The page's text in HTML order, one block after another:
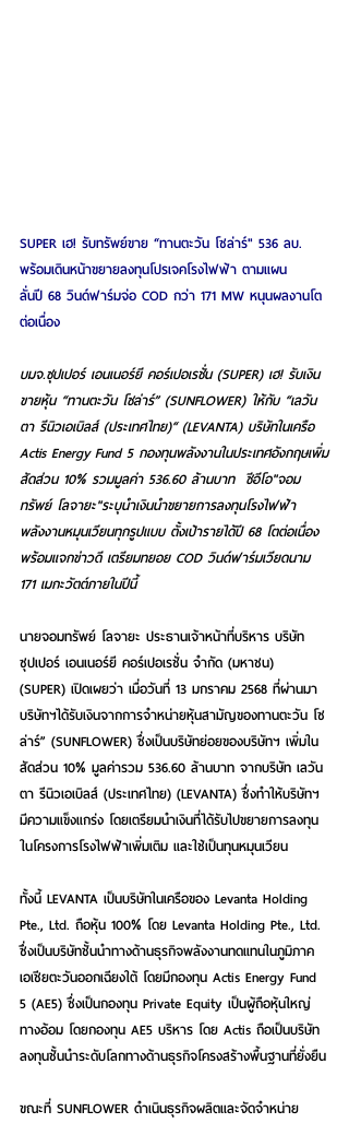
SUPER เฮ! รับทรัพย์ขาย “ทานตะวัน โซล่าร์" 536 ลบ.
พร้อมเดินหน้าขยายลงทุนโปรเจคโรงไฟฟ้า ตามแผน
ลั่นปี 68 วินด์ฟาร์มจ่อ COD กว่า 171 MW หนุนผลงานโต
ต่อเนื่อง
บมจ.ซุปเปอร์ เอนเนอร์ยี คอร์เปอเรชั่น (SUPER) เฮ! รับเงิน
ขายหุ้น “ทานตะวัน โซล่าร์” (SUNFLOWER) ให้กับ “เลวัน
ตา รีนิวเอเบิลส์ (ประเทศไทย)“ (LEVANTA) บริษัทในเครือ
Actis Energy Fund 5 กองทุนพลังงานในประเทศอังกฤษเพิ่ม
สัดส่วน 10% รวมมูลค่า 536.60 ล้านบาท  ซีอีโอ"จอม
ทรัพย์ โลจายะ"ระบุนำเงินนำขยายการลงทุนโรงไฟฟ้า
พลังงานหมุนเวียนทุกรูปแบบ ตั้งเป้ารายได้ปี 68 โตต่อเนื่อง
พร้อมแจกข่าวดี เตรียมทยอย COD วินด์ฟาร์มเวียดนาม
171 เมกะวัตต์ภายในปีนี้
นายจอมทรัพย์ โลจายะ ประธานเจ้าหน้าที่บริหาร บริษัท
ซุปเปอร์ เอนเนอร์ยี คอร์เปอเรชั่น จำกัด (มหาชน)
(SUPER) เปิดเผยว่า เมื่อวันที่ 13 มกราคม 2568 ที่ผ่านมา
บริษัทฯได้รับเงินจากการจำหน่ายหุ้นสามัญของทานตะวัน โซ
ล่าร์” (SUNFLOWER) ซึ่งเป็นบริษัทย่อยของบริษัทฯ เพิ่มใน
สัดส่วน 10% มูลค่ารวม 536.60 ล้านบาท จากบริษัท เลวัน
ตา รีนิวเอเบิลส์ (ประเทศไทย) (LEVANTA) ซึ่งทำให้บริษัทฯ
มีความแข็งแกร่ง โดยเตรียมนำเงินที่ได้รับไปขยายการลงทุน
ในโครงการโรงไฟฟ้าเพิ่มเติม และใช้เป็นทุนหมุนเวียน
ทั้งนี้ LEVANTA เป็นบริษัทในเครือของ Levanta Holding
Pte., Ltd. ถือหุ้น 100% โดย Levanta Holding Pte., Ltd.
ซึ่งเป็นบริษัทชั้นนำทางด้านธุรกิจพลังงานทดแทนในภูมิภาค
เอเชียตะวันออกเฉียงใต้ โดยมีกองทุน Actis Energy Fund
5 (AE5) ซึ่งเป็นกองทุน Private Equity เป็นผู้ถือหุ้นใหญ่
ทางอ้อม โดยกองทุน AE5 บริหาร โดย Actis ถือเป็นบริษัท
ลงทุนชั้นนำระดับโลกทางด้านธุรกิจโครงสร้างพื้นฐานที่ยั่งยืน
ขณะที่ SUNFLOWER ดำเนินธุรกิจผลิตและจัดจำหน่าย